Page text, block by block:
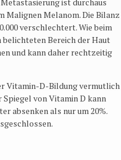
Malignen Melanom. Die Bilanz
verschlechtert. Wie beim
Bereich der Haut
und kann daher rechtzeitig
Vitamin-D-Bildung vermutlich
von Vitamin D kann
absenken als nur um 20%.